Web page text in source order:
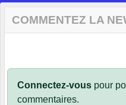
COMMENTEZ LA
Connectez-vous pour
commentaires.